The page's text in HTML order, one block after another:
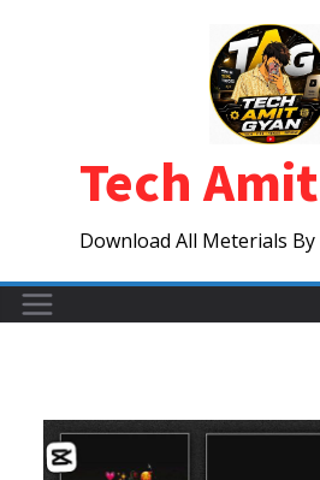
Tech
Download All Meterials By